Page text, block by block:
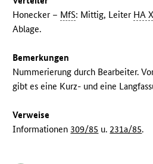
Honecker – MfS: Mittig, Leiter HA
Ablage.
Bemerkungen
Nummerierung durch Bearbeiter.
gibt es eine Kurz- und eine
Verweise
Informationen 309/85 u. 231a/85.